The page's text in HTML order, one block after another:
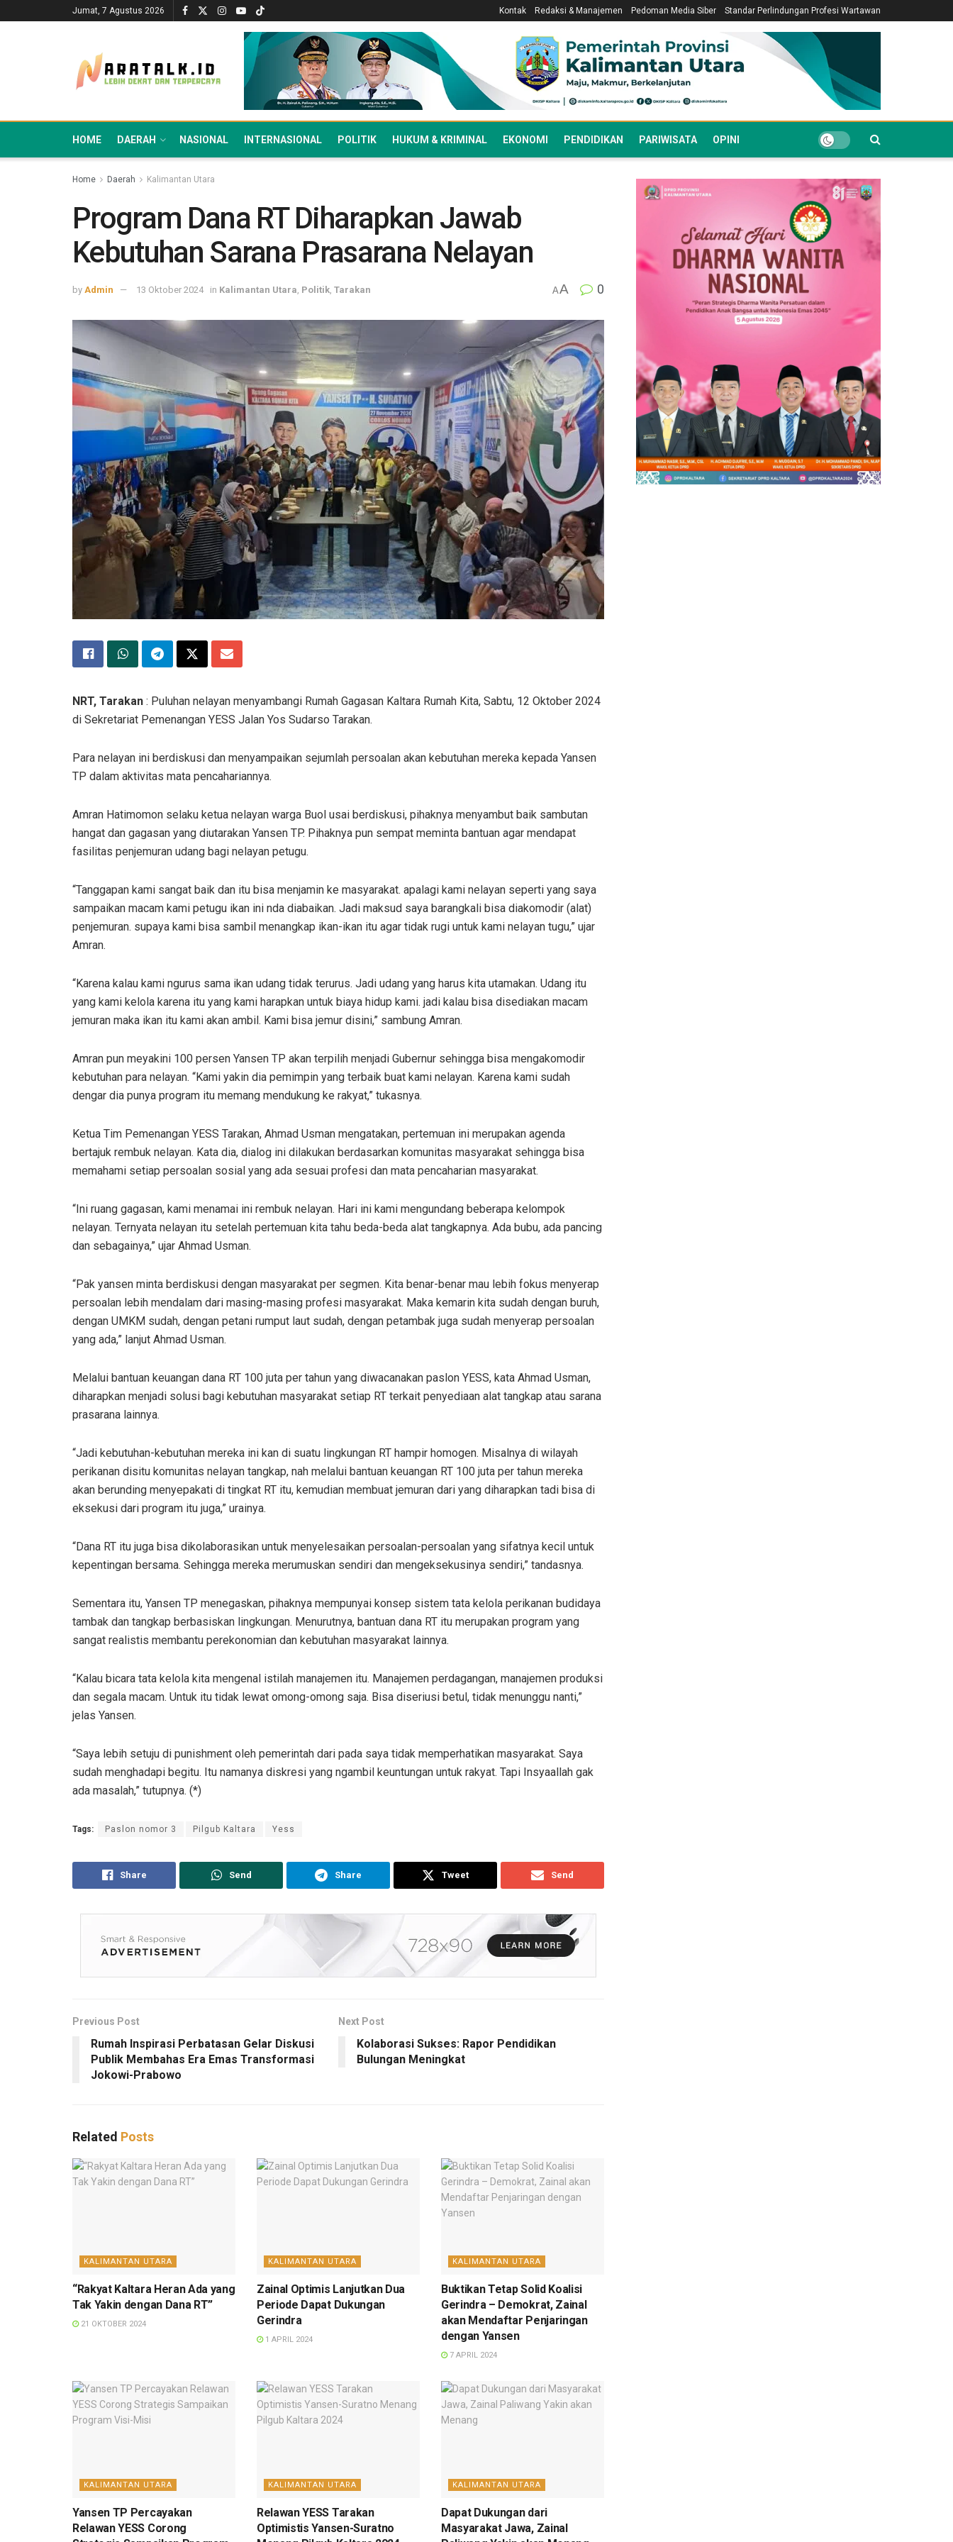
Jumat, 7 Agustus 2026 Kontak Redaksi & Manajemen Pedoman Media Siber Standar Perlindungan Profesi Wartawan
HOME DAERAH NASIONAL INTERNASIONAL POLITIK HUKUM & KRIMINAL EKONOMI PENDIDIKAN PARIWISATA OPINI
Home Daerah Kalimantan Utara
Program Dana RT Diharapkan Jawab
Kebutuhan Sarana Prasarana Nelayan
by Admin 13 Oktober 2024 in Kalimantan Utara Politik Tarakan AA 0
NRT, Tarakan : Puluhan nelayan menyambangi Rumah Gagasan Kaltara Rumah Kita, Sabtu, 12 Oktober 2024
di Sekretariat Pemenangan YESS Jalan Yos Sudarso Tarakan.
Para nelayan ini berdiskusi dan menyampaikan sejumlah persoalan akan kebutuhan mereka kepada Yansen
TP dalam aktivitas mata pencahariannya.
Amran Hatimomon selaku ketua nelayan warga Buol usai berdiskusi, pihaknya menyambut baik sambutan
hangat dan gagasan yang diutarakan Yansen TP. Pihaknya pun sempat meminta bantuan agar mendapat
fasilitas penjemuran udang bagi nelayan petugu.
“Tanggapan kami sangat baik dan itu bisa menjamin ke masyarakat. apalagi kami nelayan seperti yang saya
sampaikan macam kami petugu ikan ini nda diabaikan. Jadi maksud saya barangkali bisa diakomodir (alat)
penjemuran. supaya kami bisa sambil menangkap ikan-ikan itu agar tidak rugi untuk kami nelayan tugu,” ujar
Amran.
“Karena kalau kami ngurus sama ikan udang tidak terurus. Jadi udang yang harus kita utamakan. Udang itu
yang kami kelola karena itu yang kami harapkan untuk biaya hidup kami. jadi kalau bisa disediakan macam
jemuran maka ikan itu kami akan ambil. Kami bisa jemur disini,” sambung Amran.
Amran pun meyakini 100 persen Yansen TP akan terpilih menjadi Gubernur sehingga bisa mengakomodir
kebutuhan para nelayan. “Kami yakin dia pemimpin yang terbaik buat kami nelayan. Karena kami sudah
dengar dia punya program itu memang mendukung ke rakyat,” tukasnya.
Ketua Tim Pemenangan YESS Tarakan, Ahmad Usman mengatakan, pertemuan ini merupakan agenda
bertajuk rembuk nelayan. Kata dia, dialog ini dilakukan berdasarkan komunitas masyarakat sehingga bisa
memahami setiap persoalan sosial yang ada sesuai profesi dan mata pencaharian masyarakat.
“Ini ruang gagasan, kami menamai ini rembuk nelayan. Hari ini kami mengundang beberapa kelompok
nelayan. Ternyata nelayan itu setelah pertemuan kita tahu beda-beda alat tangkapnya. Ada bubu, ada pancing
dan sebagainya,” ujar Ahmad Usman.
“Pak yansen minta berdiskusi dengan masyarakat per segmen. Kita benar-benar mau lebih fokus menyerap
persoalan lebih mendalam dari masing-masing profesi masyarakat. Maka kemarin kita sudah dengan buruh,
dengan UMKM sudah, dengan petani rumput laut sudah, dengan petambak juga sudah menyerap persoalan
yang ada,” lanjut Ahmad Usman.
Melalui bantuan keuangan dana RT 100 juta per tahun yang diwacanakan paslon YESS, kata Ahmad Usman,
diharapkan menjadi solusi bagi kebutuhan masyarakat setiap RT terkait penyediaan alat tangkap atau sarana
prasarana lainnya.
“Jadi kebutuhan-kebutuhan mereka ini kan di suatu lingkungan RT hampir homogen. Misalnya di wilayah
perikanan disitu komunitas nelayan tangkap, nah melalui bantuan keuangan RT 100 juta per tahun mereka
akan berunding menyepakati di tingkat RT itu, kemudian membuat jemuran dari yang diharapkan tadi bisa di
eksekusi dari program itu juga,” urainya.
“Dana RT itu juga bisa dikolaborasikan untuk menyelesaikan persoalan-persoalan yang sifatnya kecil untuk
kepentingan bersama. Sehingga mereka merumuskan sendiri dan mengeksekusinya sendiri,” tandasnya.
Sementara itu, Yansen TP menegaskan, pihaknya mempunyai konsep sistem tata kelola perikanan budidaya
tambak dan tangkap berbasiskan lingkungan. Menurutnya, bantuan dana RT itu merupakan program yang
sangat realistis membantu perekonomian dan kebutuhan masyarakat lainnya.
“Kalau bicara tata kelola kita mengenal istilah manajemen itu. Manajemen perdagangan, manajemen produksi
dan segala macam. Untuk itu tidak lewat omong-omong saja. Bisa diseriusi betul, tidak menunggu nanti,”
jelas Yansen.
“Saya lebih setuju di punishment oleh pemerintah dari pada saya tidak memperhatikan masyarakat. Saya
sudah menghadapi begitu. Itu namanya diskresi yang ngambil keuntungan untuk rakyat. Tapi Insyaallah gak
ada masalah,” tutupnya. (*)
Tags: Paslon nomor 3 Pilgub Kaltara Yess
Share Send Share Tweet Send
Previous Post
Rumah Inspirasi Perbatasan Gelar Diskusi
Publik Membahas Era Emas Transformasi
Jokowi-Prabowo
Next Post
Kolaborasi Sukses: Rapor Pendidikan
Bulungan Meningkat
Related Posts
KALIMANTAN UTARA
“Rakyat Kaltara Heran Ada yang
Tak Yakin dengan Dana RT”
21 OKTOBER 2024
KALIMANTAN UTARA
Zainal Optimis Lanjutkan Dua
Periode Dapat Dukungan
Gerindra
1 APRIL 2024
KALIMANTAN UTARA
Buktikan Tetap Solid Koalisi
Gerindra – Demokrat, Zainal
akan Mendaftar Penjaringan
dengan Yansen
7 APRIL 2024
KALIMANTAN UTARA
Yansen TP Percayakan
Relawan YESS Corong
KALIMANTAN UTARA
Relawan YESS Tarakan
Optimistis Yansen-Suratno
KALIMANTAN UTARA
Dapat Dukungan dari
Masyarakat Jawa, Zainal